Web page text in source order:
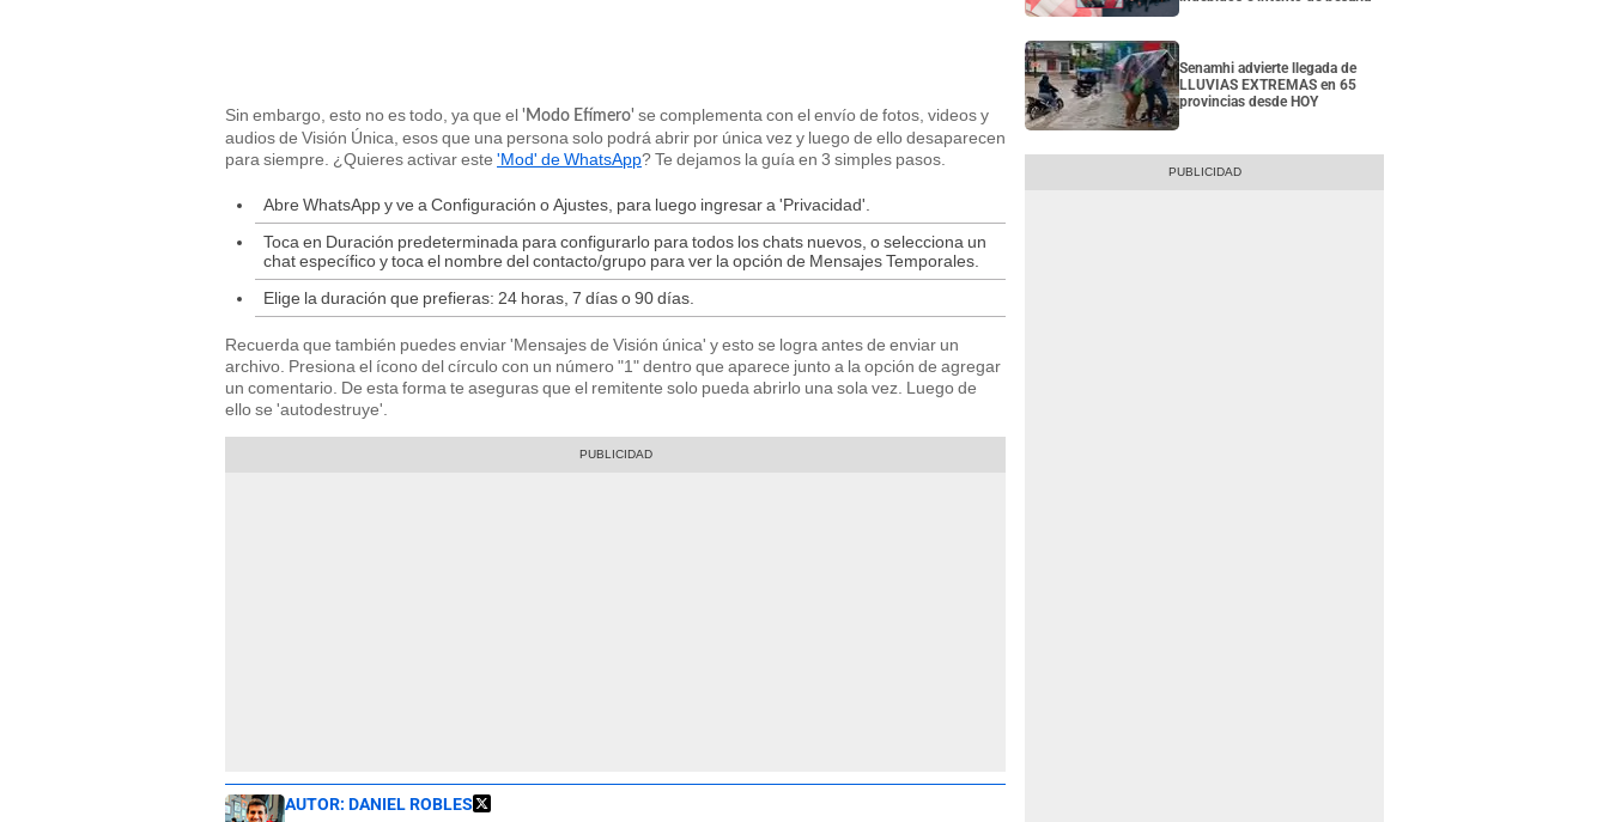
Sin embargo, esto no es todo, ya que el 'Modo Efímero' se complementa con el envío de fotos, videos y
audios de Visión Única, esos que una persona solo podrá abrir por única vez y luego de ello desaparecen
para siempre. ¿Quieres activar este 'Mod' de WhatsApp? Te dejamos la guía en 3 simples pasos.
Abre WhatsApp y ve a Configuración o Ajustes, para luego ingresar a 'Privacidad'.
Toca en Duración predeterminada para configurarlo para todos los chats nuevos, o selecciona un
chat específico y toca el nombre del contacto/grupo para ver la opción de Mensajes Temporales.
Elige la duración que prefieras: 24 horas, 7 días o 90 días.
Recuerda que también puedes enviar 'Mensajes de Visión única' y esto se logra antes de enviar un
archivo. Presiona el ícono del círculo con un número "1" dentro que aparece junto a la opción de agregar
un comentario. De esta forma te aseguras que el remitente solo pueda abrirlo una sola vez. Luego de
ello se 'autodestruye'.
AUTOR: DANIEL ROBLES
Senamhi advierte llegada de
LLUVIAS EXTREMAS en 65
provincias desde HOY